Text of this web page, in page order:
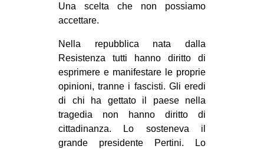
INTERNAZIONALE
AMERICHE
ESTREMO ORIENTE
MEDIO ORIENTE
MONDO
Una scelta che non possiamo
accettare.
Nella repubblica nata dalla
Resistenza tutti hanno diritto di
esprimere e manifestare le proprie
opinioni, tranne i fascisti. Gli eredi
di chi ha gettato il paese nella
tragedia non hanno diritto di
cittadinanza. Lo sosteneva il
grande presidente Pertini. Lo